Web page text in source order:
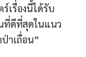
เรื่องนี้ได้รับ
ที่ดีที่สุดในแนว
าเถื่อน”